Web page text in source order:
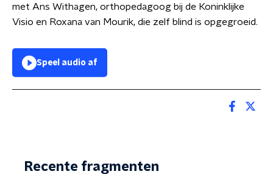
met Ans Withagen, orthopedagoog bij de Koninklijke
Visio en Roxana van Mourik, die zelf blind is opgegroeid.
Speel audio af
Recente fragmenten